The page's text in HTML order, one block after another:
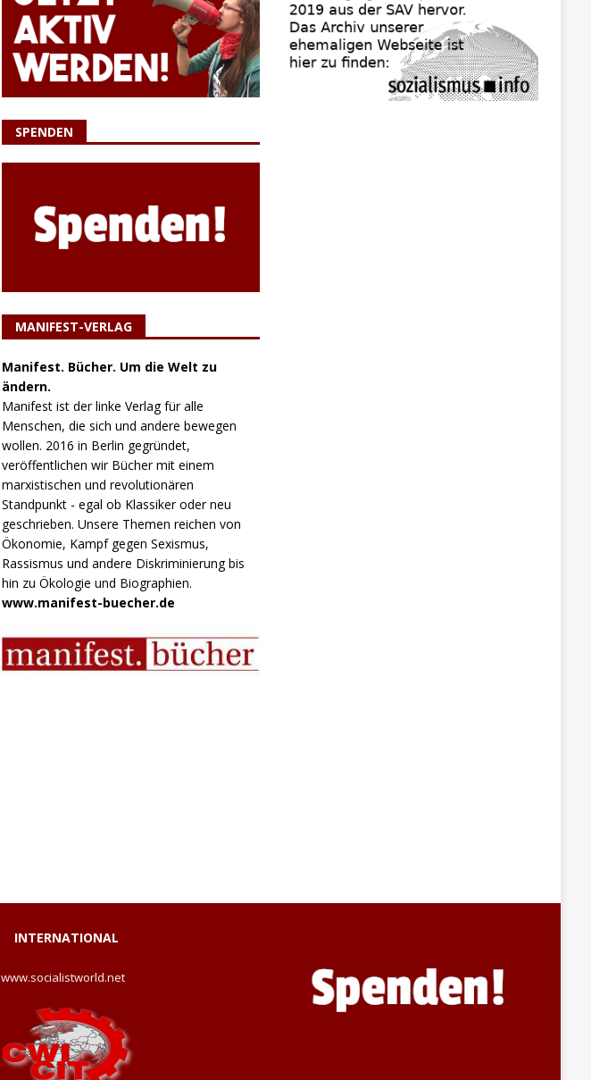
SPENDEN
MANIFEST-VERLAG
Manifest. Bücher. Um die Welt zu
ändern.
Manifest ist der linke Verlag für alle
Menschen, die sich und andere bewegen
wollen. 2016 in Berlin gegründet,
veröffentlichen wir Bücher mit einem
marxistischen und revolutionären
Standpunkt - egal ob Klassiker oder neu
geschrieben. Unsere Themen reichen von
Ökonomie, Kampf gegen Sexismus,
Rassismus und andere Diskriminierung bis
hin zu Ökologie und Biographien.
www.manifest-buecher.de
INTERNATIONAL
www.socialistworld.net